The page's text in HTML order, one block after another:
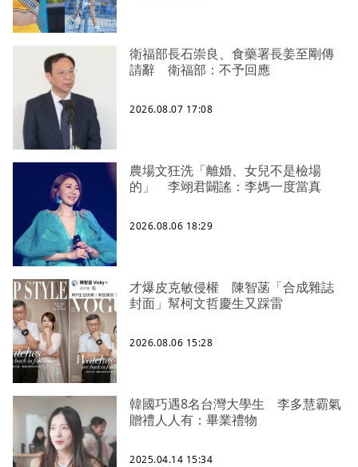
衛福部長石崇良、食藥署長姜至剛傳
請辭 衛福部：不予回應
2026.08.07 17:08
農場文狂洗「離婚、女兒不是檢場
的」 李翊君闢謠：李媽一度當真
2026.08.06 18:29
才爆皮克敏侵權 陳智菡「合成雜誌
封面」幫柯文哲慶生又踩雷
2026.08.06 15:28
韓國巧遇8名台灣大學生 李多慧霸氣
贈禮人人有：畢業禮物
2025.04.14 15:34